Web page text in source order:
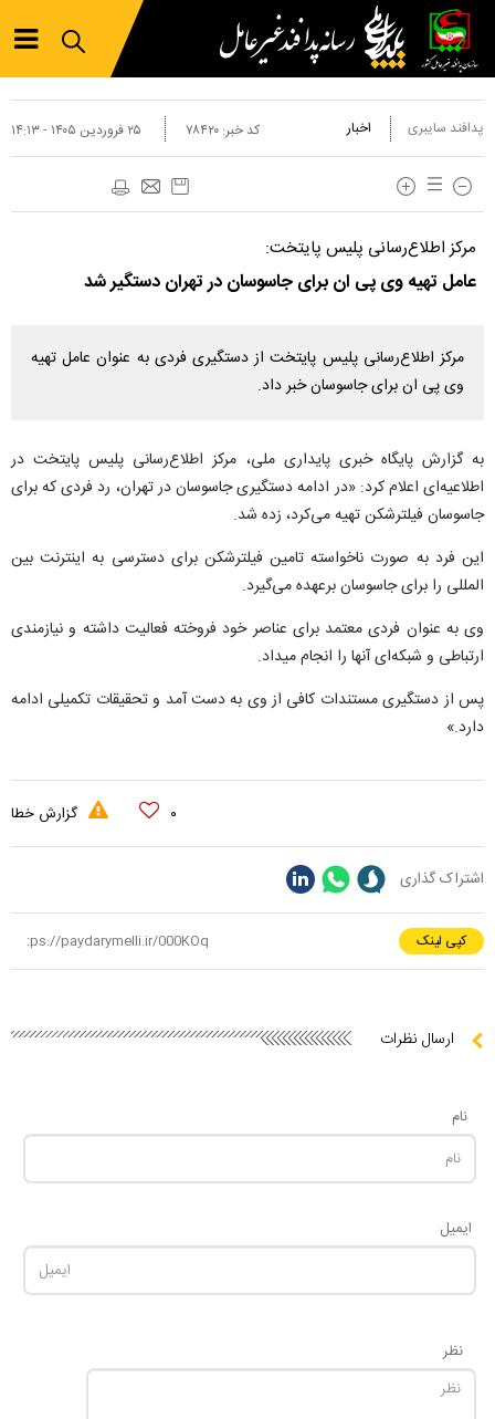
پدافند سایبری اخبار ۲۵ فروردين ۱۴۰۵ - ۱۴:۱۳ کد خبر: ۷۸۴۲۰
مرکز اطلاع‌رسانی پلیس پایتخت:
عامل تهیه وی پی ان برای جاسوسان در تهران دستگیر شد
مرکز اطلاع‌رسانی پلیس پایتخت از دستگیری فردی به عنوان عامل تهیه
وی پی ان برای جاسوسان خبر داد.
به گزارش پایگاه خبری پایداری ملی، مرکز اطلاع‌رسانی پلیس پایتخت در
اطلاعیه‌ای اعلام کرد: «در ادامه دستگیری جاسوسان در تهران، رد فردی که برای
جاسوسان فیلترشکن تهیه می‌کرد، زده شد.
این فرد به صورت ناخواسته تامین فیلترشکن برای دسترسی به اینترنت بین
المللی را برای جاسوسان برعهده می‌گیرد.
وی به عنوان فردی معتمد برای عناصر خود فروخته فعالیت داشته و نیازمندی
ارتباطی و شبکه‌ای آنها را انجام میداد.
پس از دستگیری مستندات کافی از وی به دست آمد و تحقیقات تکمیلی ادامه
دارد.»
۰ گزارش خطا
اشتراک گذاری
کپی لینک
ارسال نظرات
نام
ایمیل
نظر